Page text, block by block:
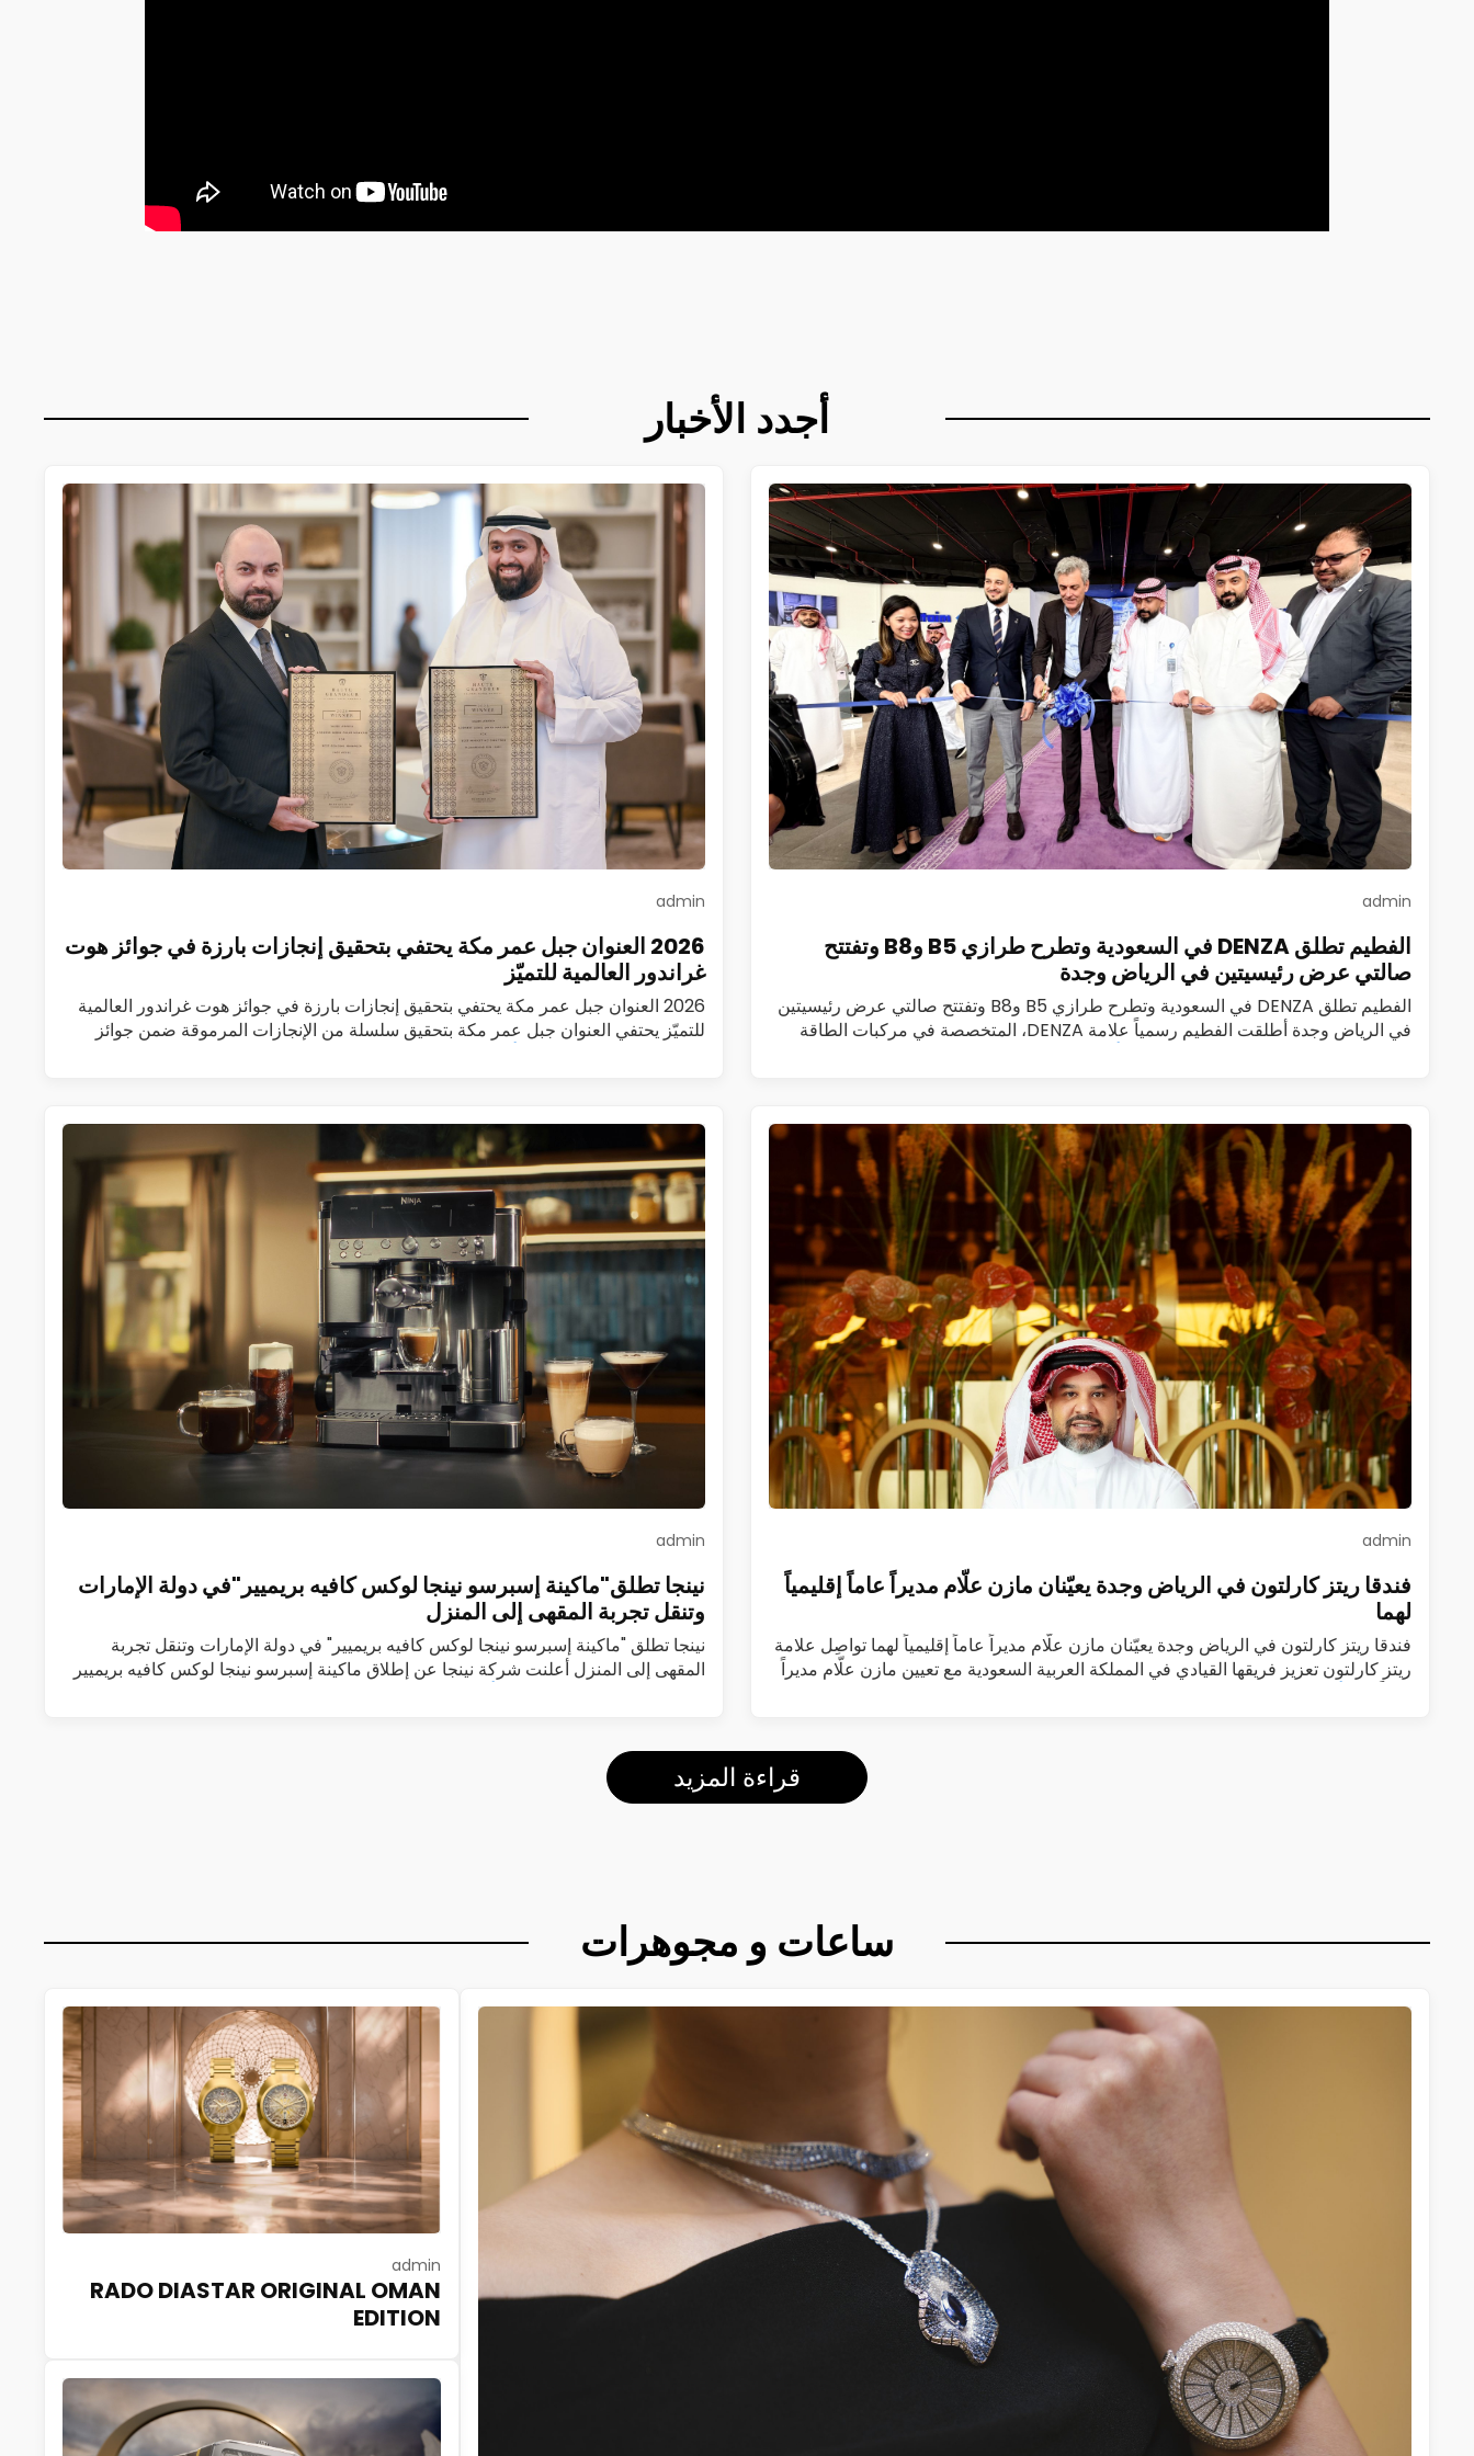
أجدد الأخبار
admin
الفطيم تطلق DENZA في السعودية وتطرح طرازي B5 وB8 وتفتتح
صالتي عرض رئيسيتين في الرياض وجدة
الفطيم تطلق DENZA في السعودية وتطرح طرازي B5 وB8 وتفتتح صالتي عرض رئيسيتين
في الرياض وجدة أطلقت الفطيم رسمياً علامة DENZA، المتخصصة في مركبات الطاقة
admin
2026 العنوان جبل عمر مكة يحتفي بتحقيق إنجازات بارزة في جوائز هوت
غراندور العالمية للتميّز
2026 العنوان جبل عمر مكة يحتفي بتحقيق إنجازات بارزة في جوائز هوت غراندور العالمية
للتميّز يحتفي العنوان جبل عمر مكة بتحقيق سلسلة من الإنجازات المرموقة ضمن جوائز
admin
فندقا ريتز كارلتون في الرياض وجدة يعيّنان مازن علّام مديراً عاماً إقليمياً
لهما
فندقا ريتز كارلتون في الرياض وجدة يعيّنان مازن علّام مديراً عاماً إقليمياً لهما تواصِل علامة
ريتز كارلتون تعزيز فريقها القيادي في المملكة العربية السعودية مع تعيين مازن علّام مديراً
admin
نينجا تطلق"ماكينة إسبرسو نينجا لوكس كافيه بريميير"في دولة الإمارات
وتنقل تجربة المقهى إلى المنزل
نينجا تطلق "ماكينة إسبرسو نينجا لوكس كافيه بريميير" في دولة الإمارات وتنقل تجربة
المقهى إلى المنزل أعلنت شركة نينجا عن إطلاق ماكينة إسبرسو نينجا لوكس كافيه بريميير
قراءة المزيد
ساعات و مجوهرات
admin
RADO DIASTAR ORIGINAL OMAN
EDITION